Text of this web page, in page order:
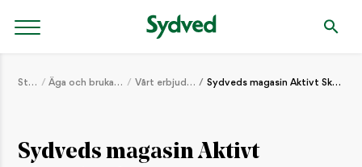
Start Äga och bruka skog Vårt erbjudande Sydveds magasin Aktivt Skogsbruk
Sydveds magasin Aktivt